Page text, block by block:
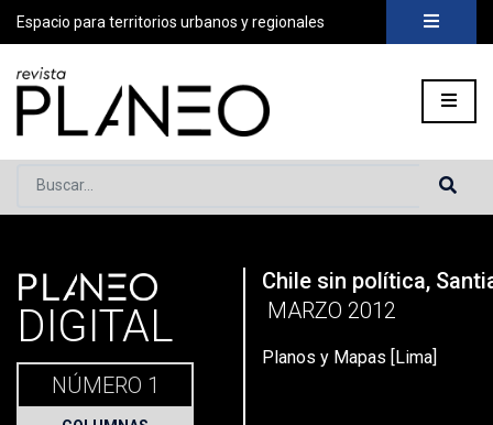
Espacio para territorios urbanos y regionales
Buscar...
Portada» Planeo Hoy Planos y Mapas [Lima]
PLANEO
DIGITAL
NÚMERO 1
Chile sin política,
MARZO 2012
Planos y Mapas [Lima]